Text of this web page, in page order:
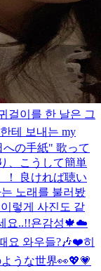
걸이를 한 날은 그
테 보내는 my
への手紙" 歌って
、こうして簡単
！ 良ければ聴い
노래를 불러봤
렇게 사진도 같
요..!!욘감성🍁☁️
요 와우들?🎶❤️히
うな世界👀💖💗